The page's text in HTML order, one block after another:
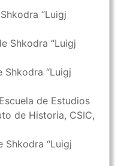
“Luigj
Shkodra “Luigj
Shkodra “Luigj
de Estudios
de Historia, CSIC,
Shkodra “Luigj